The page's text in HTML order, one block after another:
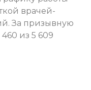
врачей-
За призывную
из 5 609